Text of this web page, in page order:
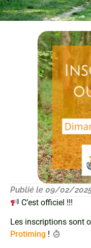
Publié le 09/02/
C’est officiel !!!
Les inscriptions sont
Protiming !